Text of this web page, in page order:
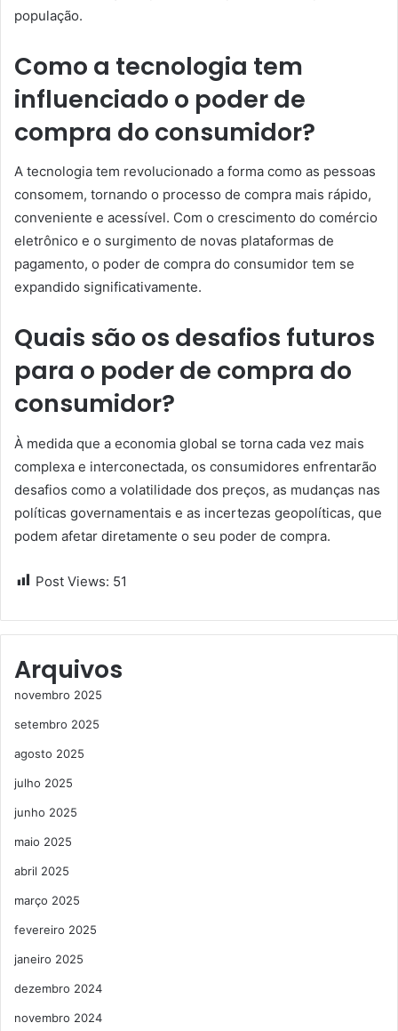
população.
Como a tecnologia tem
influenciado o poder de
compra do consumidor?
A tecnologia tem revolucionado a forma como as pessoas
consomem, tornando o processo de compra mais rápido,
conveniente e acessível. Com o crescimento do comércio
eletrônico e o surgimento de novas plataformas de
pagamento, o poder de compra do consumidor tem se
expandido significativamente.
Quais são os desafios futuros
para o poder de compra do
consumidor?
À medida que a economia global se torna cada vez mais
complexa e interconectada, os consumidores enfrentarão
desafios como a volatilidade dos preços, as mudanças nas
políticas governamentais e as incertezas geopolíticas, que
podem afetar diretamente o seu poder de compra.
Post Views: 51
Arquivos
novembro 2025
setembro 2025
agosto 2025
julho 2025
junho 2025
maio 2025
abril 2025
março 2025
fevereiro 2025
janeiro 2025
dezembro 2024
novembro 2024